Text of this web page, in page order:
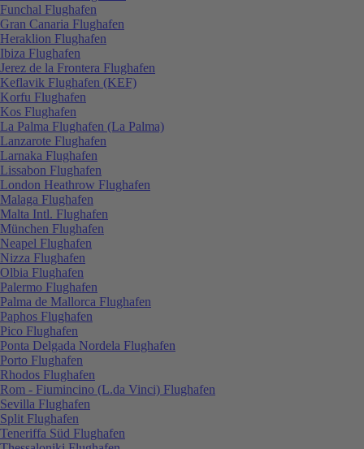
Funchal Flughafen
Gran Canaria Flughafen
Heraklion Flughafen
Ibiza Flughafen
Jerez de la Frontera Flughafen
Keflavik Flughafen (KEF)
Korfu Flughafen
Kos Flughafen
La Palma Flughafen (La Palma)
Lanzarote Flughafen
Larnaka Flughafen
Lissabon Flughafen
London Heathrow Flughafen
Malaga Flughafen
Malta Intl. Flughafen
München Flughafen
Neapel Flughafen
Nizza Flughafen
Olbia Flughafen
Palermo Flughafen
Palma de Mallorca Flughafen
Paphos Flughafen
Pico Flughafen
Ponta Delgada Nordela Flughafen
Porto Flughafen
Rhodos Flughafen
Rom - Fiumincino (L.da Vinci) Flughafen
Sevilla Flughafen
Split Flughafen
Teneriffa Süd Flughafen